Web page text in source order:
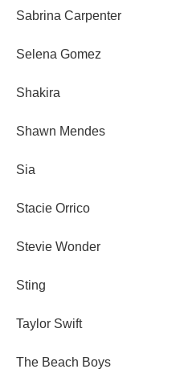
Sabrina Carpenter
Selena Gomez
Shakira
Shawn Mendes
Sia
Stacie Orrico
Stevie Wonder
Sting
Taylor Swift
The Beach Boys